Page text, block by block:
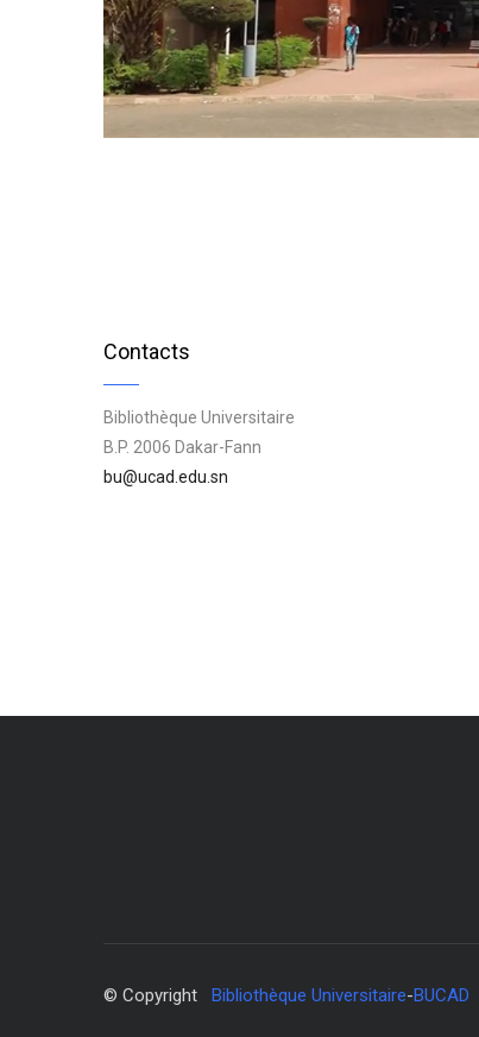
Contacts
Bibliothèque Universitaire
B.P. 2006 Dakar-Fann
bu@ucad.edu.sn
© Copyright Bibliothèque Universitaire-BUCAD